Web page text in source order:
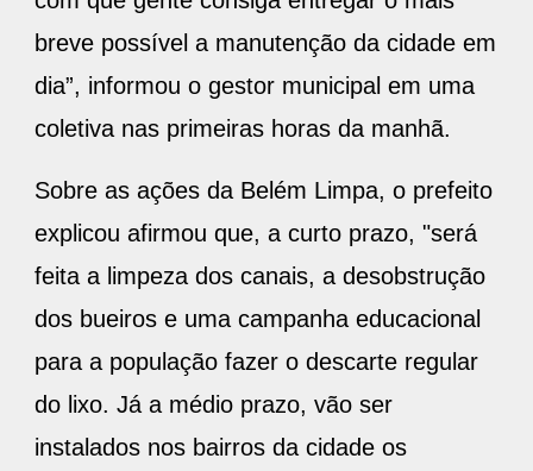
breve possível a manutenção da cidade em
dia”, informou o gestor municipal em uma
coletiva nas primeiras horas da manhã.
Sobre as ações da Belém Limpa, o prefeito
explicou afirmou que, a curto prazo, "será
feita a limpeza dos canais, a desobstrução
dos bueiros e uma campanha educacional
para a população fazer o descarte regular
do lixo. Já a médio prazo, vão ser
instalados nos bairros da cidade os